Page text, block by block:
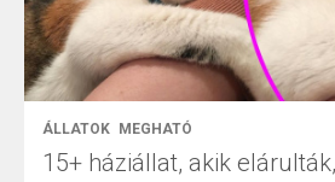
ÁLLATOK MEGHATÓ
15+ háziállat, akik